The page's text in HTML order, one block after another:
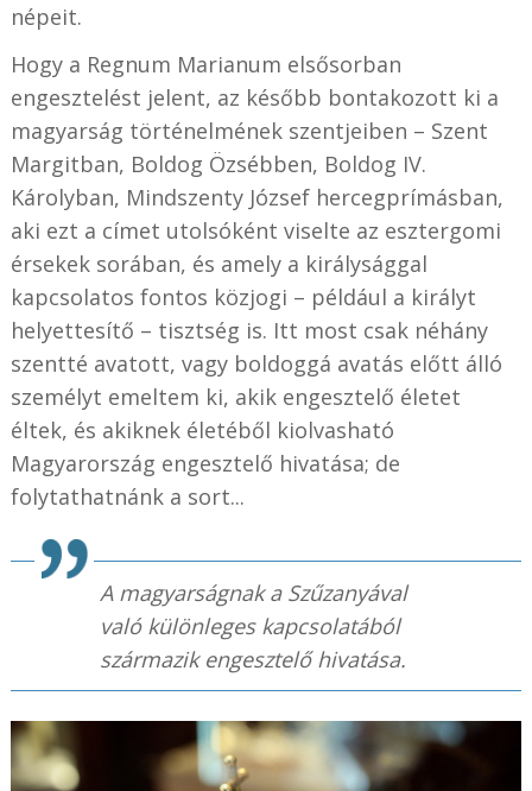
népeit.
Hogy a Regnum Marianum elsősorban
engesztelést jelent, az később bontakozott ki a
magyarság történelmének szentjeiben – Szent
Margitban, Boldog Özsébben, Boldog IV.
Károlyban, Mindszenty József hercegprímásban,
aki ezt a címet utolsóként viselte az esztergomi
érsekek sorában, és amely a királysággal
kapcsolatos fontos közjogi – például a királyt
helyettesítő – tisztség is. Itt most csak néhány
szentté avatott, vagy boldoggá avatás előtt álló
személyt emeltem ki, akik engesztelő életet
éltek, és akiknek életéből kiolvasható
Magyarország engesztelő hivatása; de
folytathatnánk a sort...
A magyarságnak a Szűzanyával
való különleges kapcsolatából
származik engesztelő hivatása.